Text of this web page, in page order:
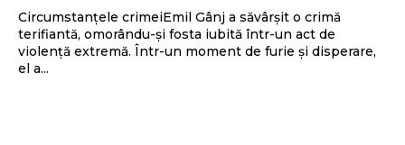
Circumstanțele crimeiEmil Gânj a săvârșit o crimă
terifiantă, omorându-și fosta iubită într-un act de
violență extremă. Într-un moment de furie și disperare,
el a...